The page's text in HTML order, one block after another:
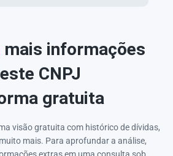
mais informações
CNPJ
gratuita
visão gratuita com histórico de dívidas,
mais. Para aprofundar a análise,
extras em uma consulta sob